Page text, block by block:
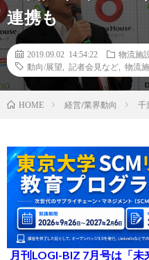
連携も
2019.09.02 14:54:22
物流施
動向/展望
記者会見など 物流
HOME 経営/業界動向 千
月刊LOGI-BIZ 7月号は「